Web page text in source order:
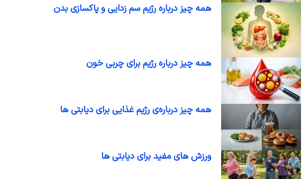
همه چیز درباره رژیم سم زدایی و پاکسازی بدن
همه چیز درباره‌ رژیم برای چربی خون
همه چیز درباره‌ی رژیم غذایی برای دیابتی ها
ورزش های مفید برای دیابتی ها